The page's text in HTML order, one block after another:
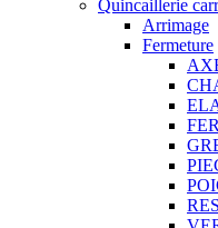
Quincaillerie
Arrimage
Fermeture